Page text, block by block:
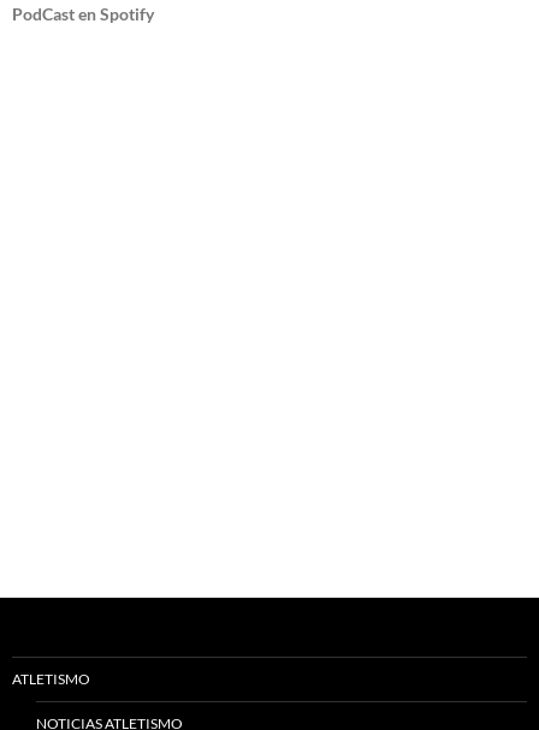
PodCast en Spotify
ATLETISMO
NOTICIAS ATLETISMO